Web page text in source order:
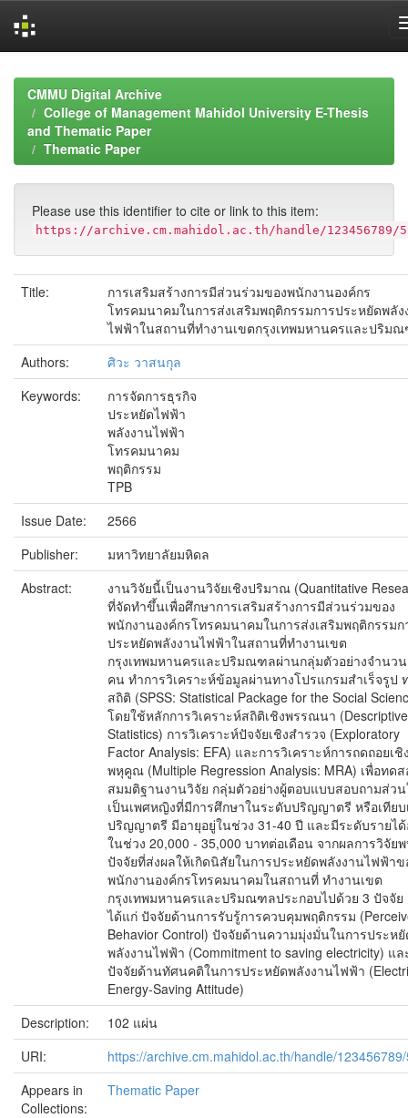
navigationCMMU Digital Archive
College of Management Mahidol University E-Thesis
and Thematic Paper
Thematic Paper
Please use this identifier to cite or link to this item:
https://archive.cm.mahidol.ac.th/handle/123456789/
Title:
การเสริมสร้างการมีส่วนร่วมของพนักงานองค์กร
โทรคมนาคมในการส่งเสริมพฤติกรรมการประหยัดพลัง
ไฟฟ้าในสถานที่ทำงานเขตกรุงเทพมหานครและปริม
Authors:
ศิวะ วาสนกุล
Keywords:
การจัดการธุรกิจ
ประหยัดไฟฟ้า
พลังงานไฟฟ้า
โทรคมนาคม
พฤติกรรม
TPB
Issue Date:
2566
Publisher:
มหาวิทยาลัยมหิดล
Abstract:
งานวิจัยนี้เป็นงานวิจัยเชิงปริมาณ (Quantitative
ที่จัดทำขึ้นเพื่อศึกษาการเสริมสร้างการมีส่วนร่วมของ
พนักงานองค์กรโทรคมนาคมในการส่งเสริมพฤติกรรมก
ประหยัดพลังงานไฟฟ้าในสถานที่ทำงานเขต
กรุงเทพมหานครและปริมณฑลผ่านกลุ่มตัวอย่างจำนว
คน ทำการวิเคราะห์ข้อมูลผ่านทางโปรแกรมสำเร็จรูป
สถิติ (SPSS: Statistical Package for the Social
โดยใช้หลักการวิเคราะห์สถิติเชิงพรรณนา (Descriptive
Statistics) การวิเคราะห์ปัจจัยเชิงสำรวจ (Exploratory
Factor Analysis: EFA) และการวิเคราะห์การถดถอยเชิ
พหุคูณ (Multiple Regression Analysis: MRA) เพื่อทด
สมมติฐานงานวิจัย กลุ่มตัวอย่างผู้ตอบแบบสอบถามส่ว
เป็นเพศหญิงที่มีการศึกษาในระดับปริญญาตรี หรือเทียบ
ปริญญาตรี มีอายุอยู่ในช่วง 31-40 ปี และมีระดับรายไ
ในช่วง 20,000 - 35,000 บาทต่อเดือน จากผลการวิจัย
ปัจจัยที่ส่งผลให้เกิดนิสัยในการประหยัดพลังงานไฟฟ้าข
พนักงานองค์กรโทรคมนาคมในสถานที่ ทำงานเขต
กรุงเทพมหานครและปริมณฑลประกอบไปด้วย 3 ปัจจัย
ได้แก่ ปัจจัยด้านการรับรู้การควบคุมพฤติกรรม
Behavior Control) ปัจจัยด้านความมุ่งมั่นในการประห
พลังงานไฟฟ้า (Commitment to saving electricity) แล
ปัจจัยด้านทัศนคติในการประหยัดพลังงานไฟฟ้า
Energy-Saving Attitude)
Description:
102 แผ่น
URI:
https://archive.cm.mahidol.ac.th/handle/
Appears in
Collections:
Thematic Paper